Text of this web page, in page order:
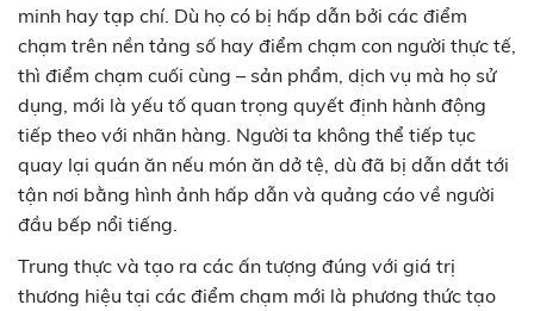
minh hay tạp chí. Dù họ có bị hấp dẫn bởi các điểm
chạm trên nền tảng số hay điểm chạm con người thực tế,
thì điểm chạm cuối cùng – sản phẩm, dịch vụ mà họ sử
dụng, mới là yếu tố quan trọng quyết định hành động
tiếp theo với nhãn hàng. Người ta không thể tiếp tục
quay lại quán ăn nếu món ăn dở tệ, dù đã bị dẫn dắt tới
tận nơi bằng hình ảnh hấp dẫn và quảng cáo về người
đầu bếp nổi tiếng.
Trung thực và tạo ra các ấn tượng đúng với giá trị
thương hiệu tại các điểm chạm mới là phương thức tạo